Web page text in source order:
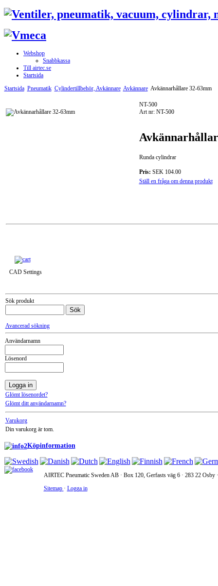
Webshop
Snabbkassa
Till airtec.se
Startsida
Startsida Pneumatik Cylindertillbehör, Avkännare Avkännare Avkännarhållare 32-63mm
NT-500
Art nr: NT-500
Runda cylindrar
Pris: SEK 104.00
Ställ en fråga om denna produkt
CAD Settings
Sök produkt
Avancerad sökning
Användarnamn
Lösenord
Glömt lösenordet?
Glömt ditt användarnamn?
Varukorg
Din varukorg är tom.
Köpinformation
AIRTEC Pneumatic Sweden AB · Box 120, Gerfasts väg 6 · 283 22
Sitemap · Logga in